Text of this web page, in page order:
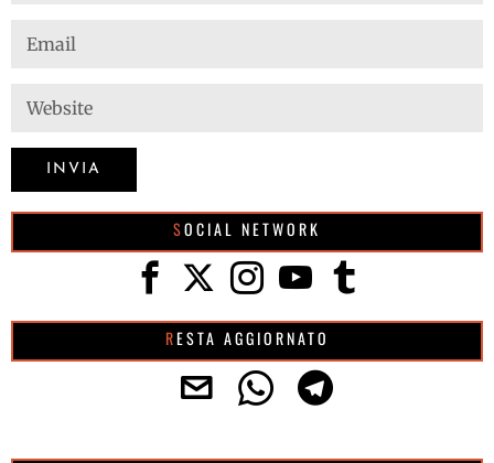
SOCIAL NETWORK
RESTA AGGIORNATO